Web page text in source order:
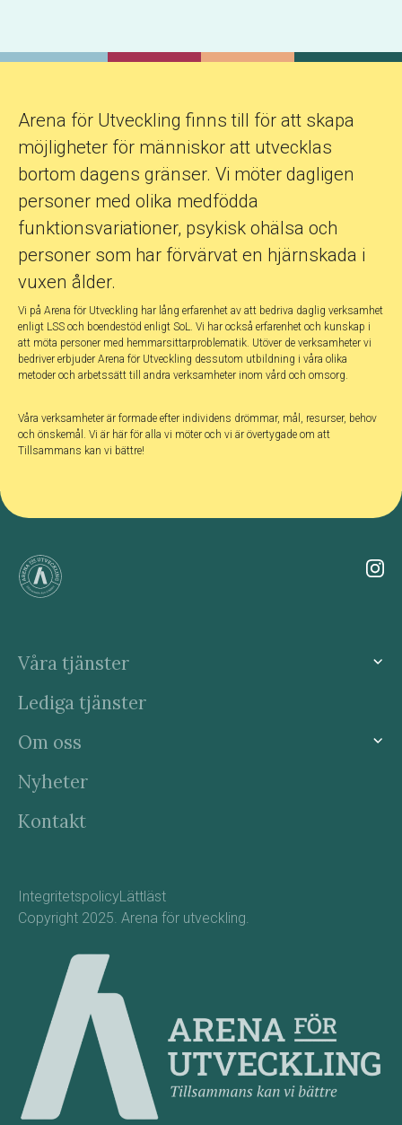
Arena för Utveckling finns till för att skapa
möjligheter för människor att utvecklas
bortom dagens gränser. Vi möter dagligen
personer med olika medfödda
funktionsvariationer, psykisk ohälsa och
personer som har förvärvat en hjärnskada i
vuxen ålder.
Vi på Arena för Utveckling har lång erfarenhet av att bedriva daglig verksamhet
enligt LSS och boendestöd enligt SoL. Vi har också erfarenhet och kunskap i
att möta personer med hemmarsittarproblematik. Utöver de verksamheter vi
bedriver erbjuder Arena för Utveckling dessutom utbildning i våra olika
metoder och arbetssätt till andra verksamheter inom vård och omsorg.
Våra verksamheter är formade efter individens drömmar, mål, resurser, behov
och önskemål. Vi är här för alla vi möter och vi är övertygade om att
Tillsammans kan vi bättre!
Våra tjänster
Lediga tjänster
Om oss
Nyheter
Kontakt
IntegritetspolicyLättläst
Copyright 2025. Arena för utveckling.